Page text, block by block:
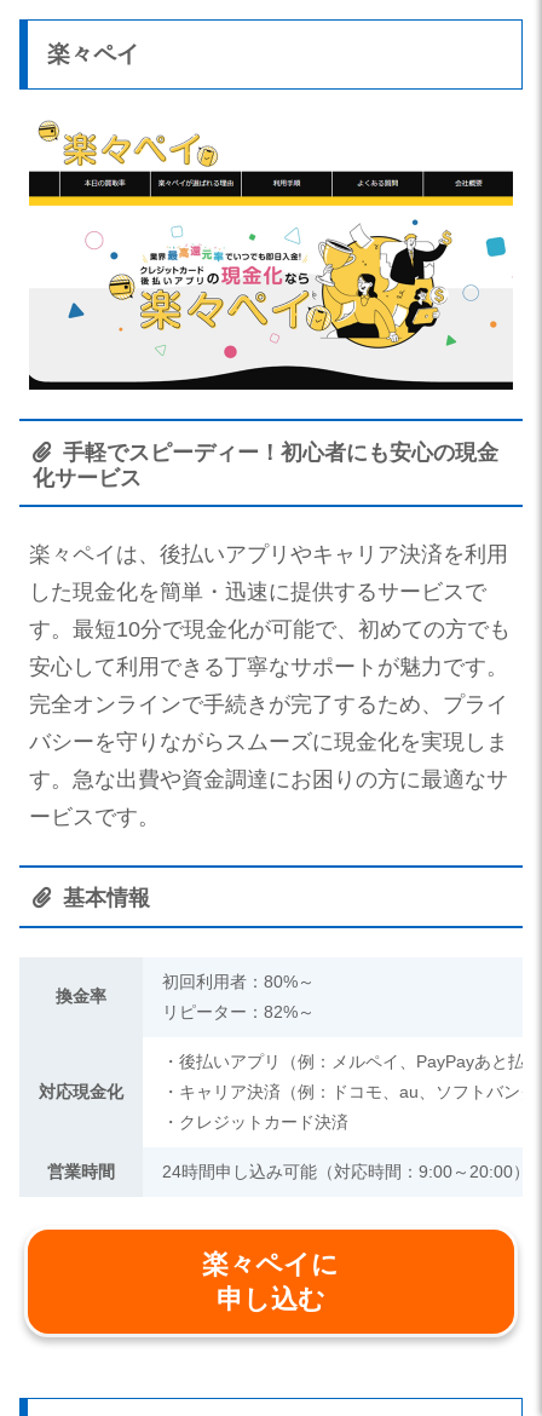
楽々ペイ
手軽でスピーディー！初心者にも安心の現金
化サービス
楽々ペイは、後払いアプリやキャリア決済を利用
した現金化を簡単・迅速に提供するサービスで
す。最短10分で現金化が可能で、初めての方でも
安心して利用できる丁寧なサポートが魅力です。
完全オンラインで手続きが完了するため、プライ
バシーを守りながらスムーズに現金化を実現しま
す。急な出費や資金調達にお困りの方に最適なサ
ービスです。
基本情報
換金率
初回利用者：80%～
リピーター：82%～
対応現金化
・後払いアプリ（例：メルペイ、PayPayあと払
・キャリア決済（例：ドコモ、au、ソフトバンク
・クレジットカード決済
営業時間 24時間申し込み可能（対応時間：9:00～20:00）
楽々ペイに
申し込む